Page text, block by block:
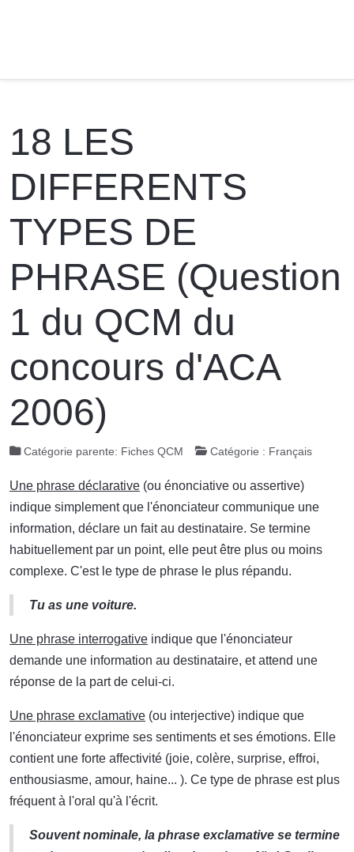
18 LES
DIFFERENTS
TYPES DE
PHRASE (Question
1 du QCM du
concours d'ACA
2006)
Catégorie parente: Fiches QCM Catégorie : Français
Une phrase déclarative (ou énonciative ou assertive)
indique simplement que l'énonciateur communique une
information, déclare un fait au destinataire. Se termine
habituellement par un point, elle peut être plus ou moins
complexe. C'est le type de phrase le plus répandu.
Tu as une voiture.
Une phrase interrogative indique que l'énonciateur
demande une information au destinataire, et attend une
réponse de la part de celui-ci.
Une phrase exclamative (ou interjective) indique que
l'énonciateur exprime ses sentiments et ses émotions. Elle
contient une forte affectivité (joie, colère, surprise, effroi,
enthousiasme, amour, haine... ). Ce type de phrase est plus
fréquent à l'oral qu'à l'écrit.
Souvent nominale, la phrase exclamative se termine